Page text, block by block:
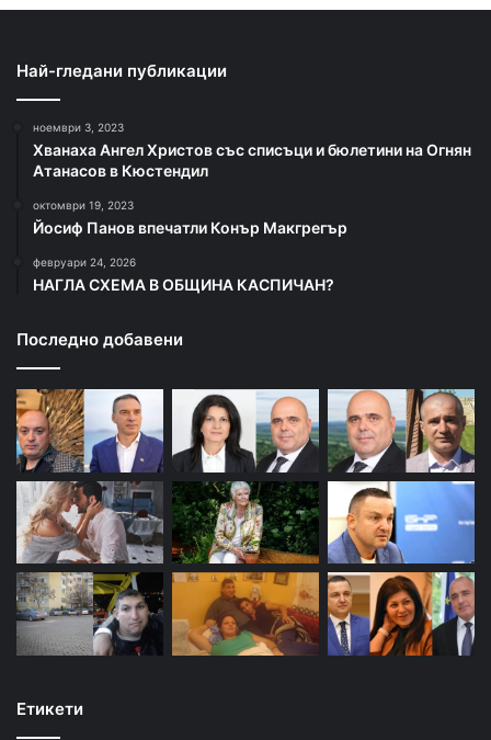
Най-гледани публикации
ноември 3, 2023
Хванаха Ангел Христов със списъци и бюлетини на Огнян
Атанасов в Кюстендил
октомври 19, 2023
Йосиф Панов впечатли Конър Макгрегър
февруари 24, 2026
НАГЛА СХЕМА В ОБЩИНА КАСПИЧАН?
Последно добавени
Етикети